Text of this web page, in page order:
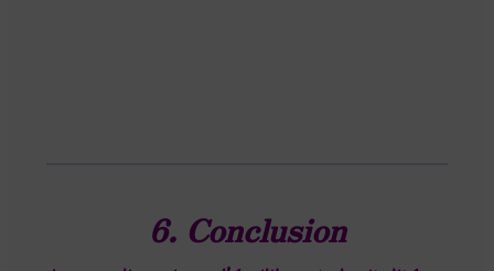
6. Conclusion